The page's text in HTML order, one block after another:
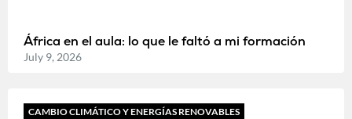
África en el aula: lo que le faltó a mi formación
July 9, 2026
CAMBIO CLIMÁTICO Y ENERGÍAS RENOVABLES